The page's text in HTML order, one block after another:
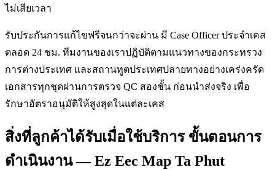
ไม่เสียเวลา
รับประกันการแก้ไขฟรีจนกว่าจะผ่าน มี Case Officer ประจำเคส
ตลอด 24 ชม. ทีมงานของเราปฏิบัติตามแนวทางของกระทรวง
การต่างประเทศ และสถานทูตประเทศปลายทางอย่างเคร่งครัด
เอกสารทุกชุดผ่านการตรวจ QC สองชั้น ก่อนนำส่งจริง เพื่อ
รักษาอัตราอนุมัติให้สูงสุดในแต่ละเคส
สิ่งที่ลูกค้าได้รับเมื่อใช้บริการ ขั้นตอนการ
ดำเนินงาน — Ez Eec Map Ta Phut